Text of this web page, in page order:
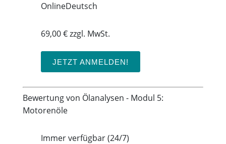
OnlineDeutsch
69,00 € zzgl. MwSt.
JETZT ANMELDEN!
Bewertung von Ölanalysen - Modul 5:
Motorenöle
Immer verfügbar (24/7)